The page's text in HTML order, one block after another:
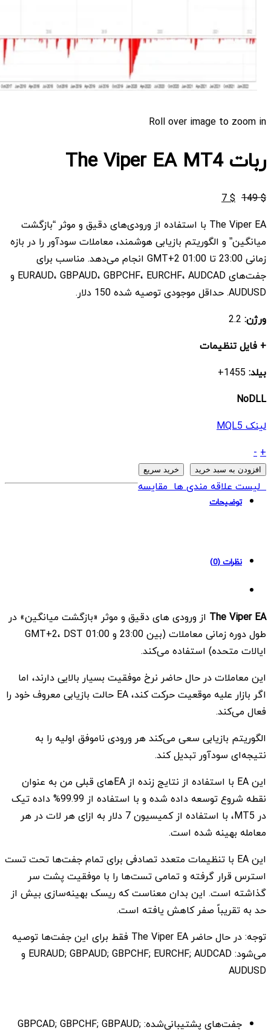
Roll over image to zoom in
ربات The Viper EA MT4
$
149
قیمت
$ 149
بود.
$
7 قیمت
$ 7
است.
The Viper EA با استفاده از ورودی‌های دقیق و موثر “بازگشت
میانگین” و الگوریتم بازیابی هوشمند، معاملات سودآور را در بازه
زمانی 23:00 تا 01:00 GMT+2 انجام می‌دهد. مناسب برای
جفت‌های EURAUD، GBPAUD، GBPCHF، EURCHF، AUDCAD و
AUDUSD. حداقل موجودی توصیه شده 150 دلار.
ورژن:
+ فایل تنظیمات
بیلد:
NoDLL
لینک MQL5
ربات
The
Viper
+
-
افزودن به سبد خرید خرید سریع
لیست علاقه مندی هامقایسه
توضیحات
نظرات (0)
The Viper EA از ورودی های دقیق و موثر «بازگشت میانگین» در
طول دوره زمانی معاملات (بین 23:00 و 01:00 GMT+2، DST
ایالات متحده) استفاده می‌کند.
این معاملات در حال حاضر نرخ موفقیت بسیار بالایی دارند، اما
اگر بازار علیه موقعیت حرکت کند، EA حالت بازیابی معروف خود را
فعال می‌کند.
الگوریتم بازیابی سعی می‌کند هر ورودی ناموفق اولیه را به
نتیجه‌ای سودآور تبدیل کند.
این EA با استفاده از نتایج زنده از EA‌های قبلی من به عنوان
نقطه شروع توسعه داده شده و با استفاده از 99.99% داده تیک
در MT5، با استفاده از کمیسیون 7 دلار به ازای هر لات در هر
معامله بهینه شده است.
این EA با تنظیمات متعدد تصادفی برای تمام جفت‌ها تحت تست
استرس قرار گرفته و تمامی تست‌ها را با موفقیت پشت سر
گذاشته است. این بدان معناست که ریسک بهینه‌سازی بیش از
حد به تقریباً صفر کاهش یافته است.
توجه: در حال حاضر The Viper EA فقط برای این جفت‌ها توصیه
می‌شود: EURAUD; GBPAUD; GBPCHF; EURCHF; AUDCAD و
AUDUSD
جفت‌های پشتیبانی‌شده: GBPCAD; GBPCHF; GBPAUD;